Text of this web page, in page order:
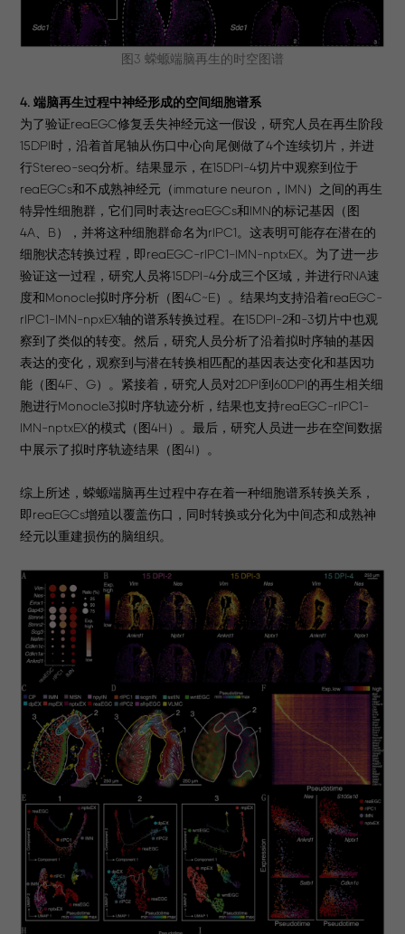
图3 蝾螈端脑再生的时空图谱
4. 端脑再生过程中神经形成的空间细胞谱系
为了验证reaEGC修复丢失神经元这一假设，研究人员在再生阶段
15DPI时，沿着首尾轴从伤口中心向尾侧做了4个连续切片，并进
行Stereo-seq分析。结果显示，在15DPI-4切片中观察到位于
reaEGCs和不成熟神经元（immature neuron，IMN）之间的再生
特异性细胞群，它们同时表达reaEGCs和IMN的标记基因（图
4A、B），并将这种细胞群命名为rIPC1。这表明可能存在潜在的
细胞状态转换过程，即reaEGC-rIPC1-IMN-nptxEX。为了进一步
验证这一过程，研究人员将15DPI-4分成三个区域，并进行RNA速
度和Monocle拟时序分析（图4C~E）。结果均支持沿着reaEGC-
rIPC1-IMN-npxEX轴的谱系转换过程。在15DPI-2和-3切片中也观
察到了类似的转变。然后，研究人员分析了沿着拟时序轴的基因
表达的变化，观察到与潜在转换相匹配的基因表达变化和基因功
能（图4F、G）。紧接着，研究人员对2DPI到60DPI的再生相关细
胞进行Monocle3拟时序轨迹分析，结果也支持reaEGC-rIPC1-
IMN-nptxEX的模式（图4H）。最后，研究人员进一步在空间数据
中展示了拟时序轨迹结果（图4I）。
综上所述，蝾螈端脑再生过程中存在着一种细胞谱系转换关系，
即reaEGCs增殖以覆盖伤口，同时转换或分化为中间态和成熟神
经元以重建损伤的脑组织。